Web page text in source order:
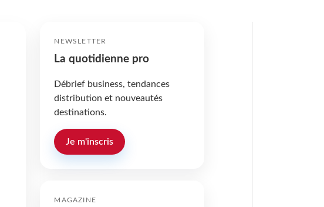
NEWSLETTER
La quotidienne pro
Débrief business, tendances
distribution et nouveautés
destinations.
Je m'inscris
MAGAZINE